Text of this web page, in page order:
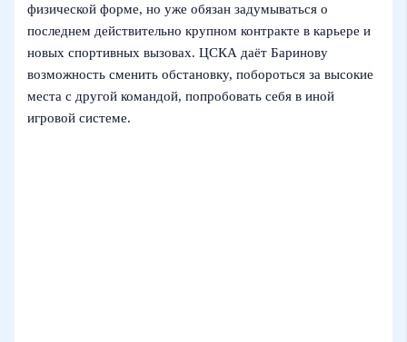
физической форме, но уже обязан задумываться о
последнем действительно крупном контракте в карьере и
новых спортивных вызовах. ЦСКА даёт Баринову
возможность сменить обстановку, побороться за высокие
места с другой командой, попробовать себя в иной
игровой системе.